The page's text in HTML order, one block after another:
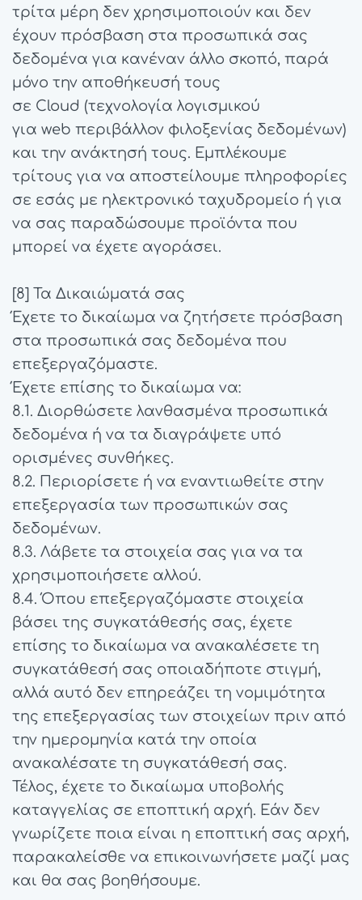
τρίτα μέρη δεν χρησιμοποιούν και δεν
έχουν πρόσβαση στα προσωπικά σας
δεδομένα για κανέναν άλλο σκοπό, παρά
μόνο την αποθήκευσή τους
σε Cloud (τεχνολογία λογισμικού
για web περιβάλλον φιλοξενίας δεδομένων)
και την ανάκτησή τους. Εμπλέκουμε
τρίτους για να αποστείλουμε πληροφορίες
σε εσάς με ηλεκτρονικό ταχυδρομείο ή για
να σας παραδώσουμε προϊόντα που
μπορεί να έχετε αγοράσει.
[8] Τα Δικαιώματά σας
Έχετε το δικαίωμα να ζητήσετε πρόσβαση
στα προσωπικά σας δεδομένα που
επεξεργαζόμαστε.
Έχετε επίσης το δικαίωμα να:
8.1. Διορθώσετε λανθασμένα προσωπικά
δεδομένα ή να τα διαγράψετε υπό
ορισμένες συνθήκες.
8.2. Περιορίσετε ή να εναντιωθείτε στην
επεξεργασία των προσωπικών σας
δεδομένων.
8.3. Λάβετε τα στοιχεία σας για να τα
χρησιμοποιήσετε αλλού.
8.4. Όπου επεξεργαζόμαστε στοιχεία
βάσει της συγκατάθεσής σας, έχετε
επίσης το δικαίωμα να ανακαλέσετε τη
συγκατάθεσή σας οποιαδήποτε στιγμή,
αλλά αυτό δεν επηρεάζει τη νομιμότητα
της επεξεργασίας των στοιχείων πριν από
την ημερομηνία κατά την οποία
ανακαλέσατε τη συγκατάθεσή σας.
Τέλος, έχετε το δικαίωμα υποβολής
καταγγελίας σε εποπτική αρχή. Εάν δεν
γνωρίζετε ποια είναι η εποπτική σας αρχή,
παρακαλείσθε να επικοινωνήσετε μαζί μας
και θα σας βοηθήσουμε.